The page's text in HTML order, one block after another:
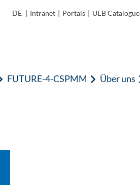
DE | Intranet | Portals | ULB Catalogue
FUTURE-4-CSPMM Über uns